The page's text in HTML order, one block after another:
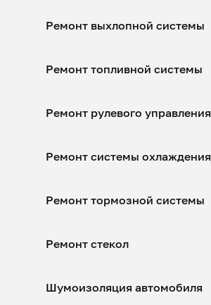
Ремонт выхлопной системы
Ремонт топливной системы
Ремонт рулевого управления
Ремонт системы охлаждения
Ремонт тормозной системы
Ремонт стекол
Шумоизоляция автомобиля